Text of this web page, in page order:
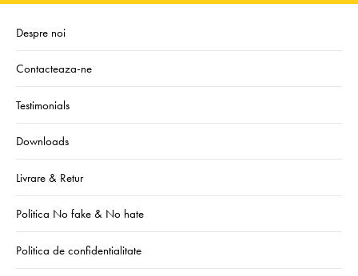
Despre noi
Contacteaza-ne
Testimonials
Downloads
Livrare & Retur
Politica No fake & No hate
Politica de confidentialitate